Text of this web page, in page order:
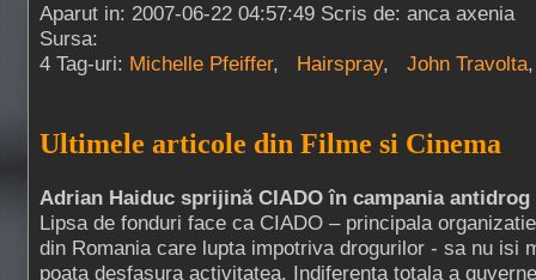
Aparut in: 2007-06-22 04:57:49 Scris de: anca axenia
Sursa:
4 Tag-uri: Michelle Pfeiffer, Hairspray, John Travolta
Ultimele articole din Filme si Cinema
Adrian Haiduc sprijină CIADO în campania antidrog
Lipsa de fonduri face ca CIADO – principala organizatie
din Romania care lupta impotriva drogurilor - sa nu isi
poata desfasura activitatea. Indiferenta totala a